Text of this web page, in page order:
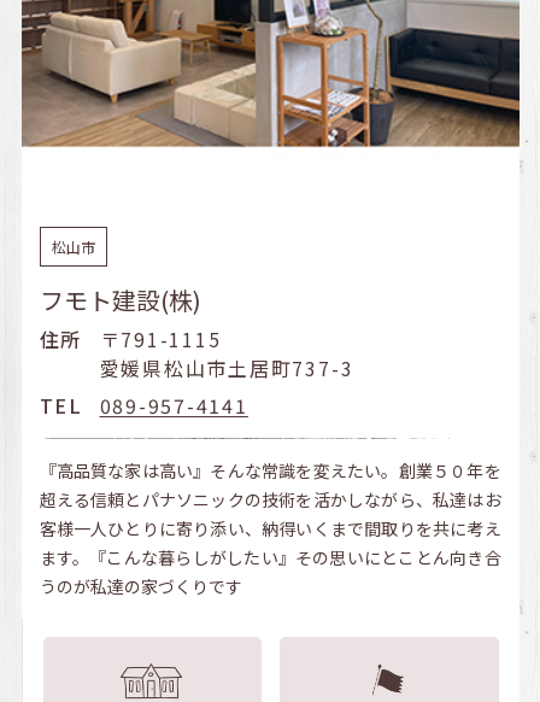
松山市
フモト建設(株)
住所
〒791-1115
愛媛県松山市土居町737-3
TEL
089-957-4141
『高品質な家は高い』そんな常識を変えたい。創業５０年を
超える信頼とパナソニックの技術を活かしながら、私達はお
客様一人ひとりに寄り添い、納得いくまで間取りを共に考え
ます。『こんな暮らしがしたい』その思いにとことん向き合
うのが私達の家づくりです